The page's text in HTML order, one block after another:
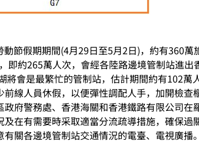
節假期期間(4月29日至5月2日)，約有360
約265萬人次，會經各陸路邊境管制站進
會是最繁忙的管制站，估計期間約有102
線人員休假，以便彈性調配人手，加開檢
府警務處、香港海關和香港鐵路有限公司
在有需要時采取適當分流疏導措施，確保
關各邊境管制站交通情況的電臺、電視廣播。